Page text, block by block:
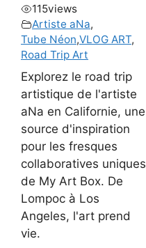
115views
Artiste aNa,
Tube Néon,VLOG ART,
Road Trip Art
Explorez le road trip
artistique de l'artiste
aNa en Californie, une
source d'inspiration
pour les fresques
collaboratives uniques
de My Art Box. De
Lompoc à Los
Angeles, l'art prend
vie.